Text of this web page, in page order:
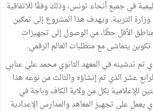
في جميع أنحاء تونس، وذلك وفقًا للاتفاقية
سنة 2017 مع وزارة التربية. ويهدف هذا المشروع إلى تمكين
الأقل حظًا، من الوصول إلى تجهيزات
يتماشى مع متطلبات العالم الرقمي.
تم تدشينه في المعهد الثانوي محمد علي عنابي
عشر الذي تم إنشاؤه والثالث من نوعه هذا
للإعلامية بكل من ولاية الكاف وباجة في
يعمل على تجهيز المعاهد والمدارس الإعدادية